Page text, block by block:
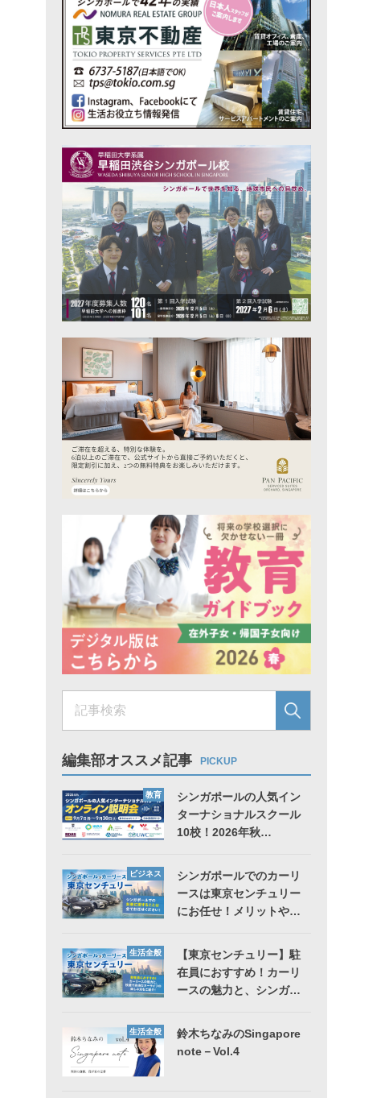
編集部オススメ記事 PICKUP
教育
シンガポールの人気イン
ターナショナルスクール
10校！2026年秋…
ビジネス
シンガポールでのカーリ
ースは東京センチュリー
にお任せ！メリットや…
生活全般
【東京センチュリー】駐
在員におすすめ！カーリ
ースの魅力と、シンガ…
生活全般
鈴木ちなみのSingapore
note－Vol.4